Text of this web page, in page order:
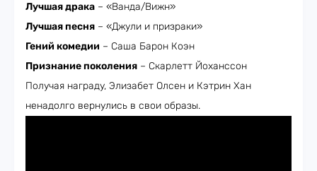
Лучшая драка – «Ванда/Вижн»
Лучшая песня – «Джули и призраки»
Гений комедии – Саша Барон Коэн
Признание поколения – Скарлетт Йоханссон
Получая награду, Элизабет Олсен и Кэтрин Хан
ненадолго вернулись в свои образы.